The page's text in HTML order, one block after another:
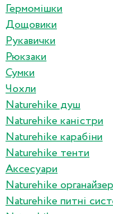
Гермомішки
Дощовики
Рукавички
Рюкзаки
Сумки
Чохли
Naturehike душ
Naturehike каністри
Naturehike карабіни
Naturehike тенти
Аксесуари
Naturehike
Naturehike питні